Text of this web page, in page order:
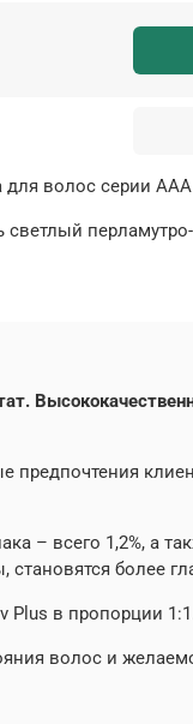
для волос серии
светлый
предпочтения
– всего 1,2%, а
более
Plus в пропорции
волос и